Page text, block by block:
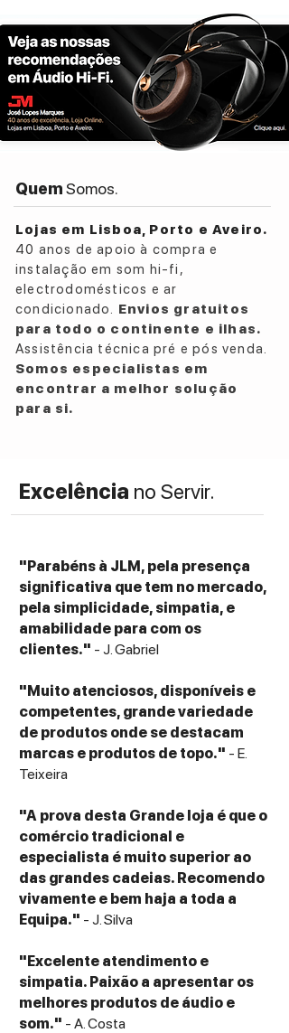
Type: Closed-back dynamic
Driver Diameter: 40 mm
Frequency Response: 5 - 32,000 Hz
Sensitivity: 105 dB/mW
Impedance: 32 ohms
Battery: DC 3.7 V lithium polymer battery
use (music playback)
Weight: Approx. 180 g (6.3 oz)
Charging Time: Approx. 4 hours
QuemSomos.
Lojas em Lisboa, Porto e Aveiro.
40 anos de apoio à compra e
instalação em som hi-fi,
electrodomésticos e ar
condicionado. Envios gratuitos
para todo o continente e ilhas.
Assistência técnica pré e pós venda.
Somos especialistas em
encontrar a melhor solução
para si.
Excelência no Servir.
"Parabéns à JLM, pela presença
significativa que tem no mercado,
pela simplicidade, simpatia, e
amabilidade para com os
clientes." - J. Gabriel
"Muito atenciosos, disponíveis e
competentes, grande variedade
de produtos onde se destacam
marcas e produtos de topo." - E.
Teixeira
"A prova desta Grande loja é que o
comércio tradicional e
especialista é muito superior ao
das grandes cadeias. Recomendo
vivamente e bem haja a toda a
Equipa." - J. Silva
"Excelente atendimento e
simpatia. Paixão a apresentar os
melhores produtos de áudio e
som." - A. Costa